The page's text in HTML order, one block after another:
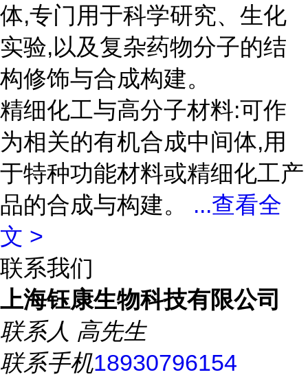
体,专门用于科学研究、生化
实验,以及复杂药物分子的结
构修饰与合成构建。
精细化工与高分子材料:可作
为相关的有机合成中间体,用
于特种功能材料或精细化工产
品的合成与构建。 ...查看全
文 >
联系我们
上海钰康生物科技有限公司
联系人 高先生
联系手机18930796154